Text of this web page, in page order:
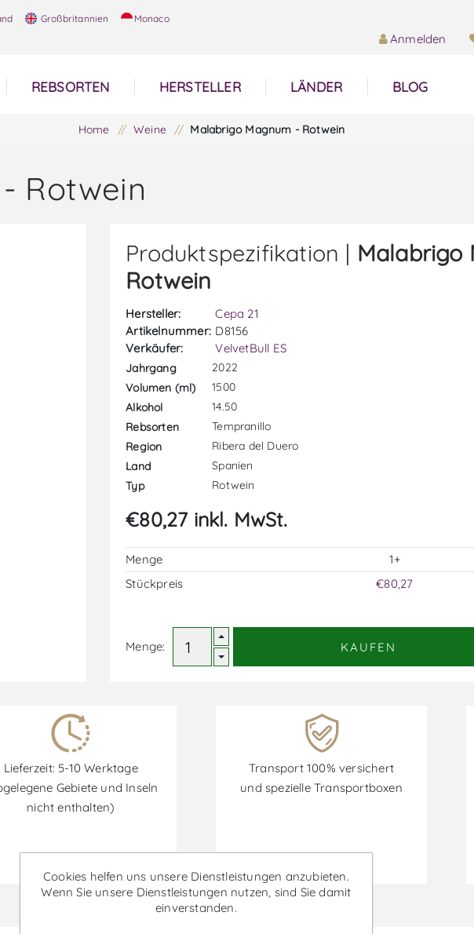
Großbritannien Monaco
Anmelden
REBSORTEN HERSTELLER LÄNDER BLOG
Home / Weine / Malabrigo Magnum - Rotwein
Rotwein
Produktspezifikation | Malabrigo
Rotwein
Hersteller:
Cepa 21
Artikelnummer: D8156
Verkäufer:
VelvetBull ES
Jahrgang
2022
Volumen (ml)
1500
Alkohol
14.50
Rebsorten
Tempranillo
Region
Ribera del Duero
Land
Spanien
Typ
Rotwein
€80,27 inkl. MwSt.
Menge 1+
Stückpreis
€80,27
Menge: KAUFEN
Lieferzeit: 5-10 Werktage
Gebiete und Inseln
nicht enthalten)
Transport 100% versichert
und spezielle Transportboxen
Rabatte sind vom 30/06/2026 bis zum 30/09/2026 verfügbar.
Cookies helfen uns unsere Dienstleistungen anzubieten.
Wenn Sie unsere Dienstleistungen nutzen, sind Sie damit
einverstanden.